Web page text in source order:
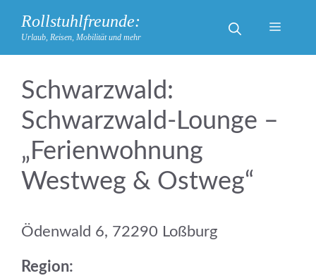
Inhalt
springen
Rollstuhlfreunde:
Urlaub, Reisen, Mobilität und mehr
Menü
Schwarzwald:
Schwarzwald-Lounge –
„Ferienwohnung
Westweg & Ostweg“
Ödenwald 6, 72290 Loßburg
Region: